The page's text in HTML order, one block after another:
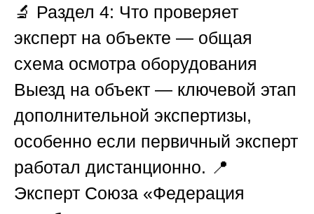
🔬 Раздел 4: Что проверяет
эксперт на объекте — общая
схема осмотра оборудования
Выезд на объект — ключевой этап
дополнительной экспертизы,
особенно если первичный эксперт
работал дистанционно. 📍
Эксперт Союза «Федерация